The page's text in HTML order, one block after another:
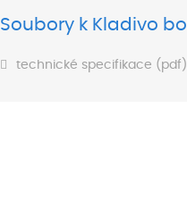
Soubory k Kladivo
technické specifikace (pdf)